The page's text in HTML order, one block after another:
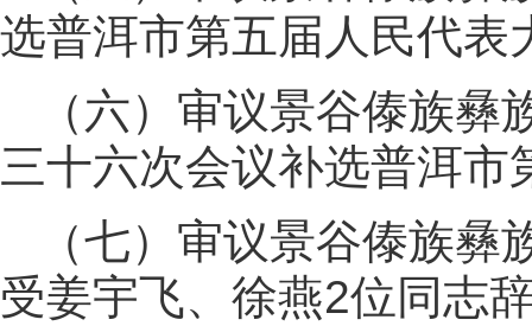
选普洱市第五届人民代表
（六）审议景谷傣族
三十六次会议补选普洱
（七）审议景谷傣族
受姜宇飞、徐燕2位同志